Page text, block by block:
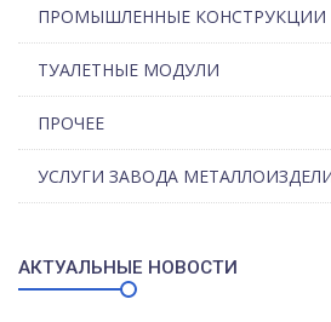
ПРОМЫШЛЕННЫЕ КОНСТРУКЦИИ
ТУАЛЕТНЫЕ МОДУЛИ
ПРОЧЕЕ
УСЛУГИ ЗАВОДА
АКТУАЛЬНЫЕ НОВОСТИ